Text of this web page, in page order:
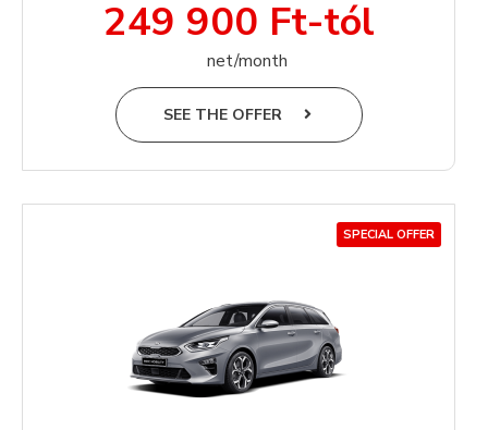
249 900 Ft-tól
net/month
SEE THE OFFER
SPECIAL OFFER